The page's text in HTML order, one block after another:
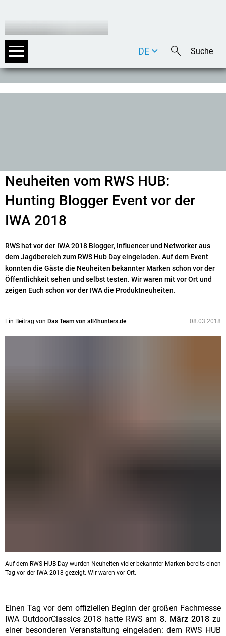
DE
EN
Neuheiten vom RWS HUB:
Hunting Blogger Event vor der
IWA 2018
RWS hat vor der IWA 2018 Blogger, Influencer und Networker aus
dem Jagdbereich zum RWS Hub Day eingeladen. Auf dem Event
konnten die Gäste die Neuheiten bekannter Marken schon vor der
Öffentlichkeit sehen und selbst testen. Wir waren mit vor Ort und
zeigen Euch schon vor der IWA die Produktneuheiten.
Ein Beitrag von Das Team von all4hunters.de 08.03.2018
Auf dem RWS HUB Day wurden Neuheiten vieler bekannter Marken bereits einen
Tag vor der IWA 2018 gezeigt. Wir waren vor Ort.
Einen Tag vor dem offiziellen Beginn der großen Fachmesse
IWA OutdoorClassics 2018 hatte RWS am 8. März 2018 zu
einer besonderen Veranstaltung eingeladen: dem RWS HUB